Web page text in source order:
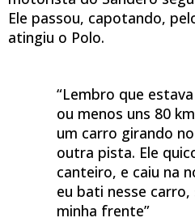
Ele passou, capotando,
atingiu o Polo.
“Lembro que
ou menos uns 80
um carro girando
outra pista. Ele
canteiro, e caiu na
eu bati nesse
minha frente”